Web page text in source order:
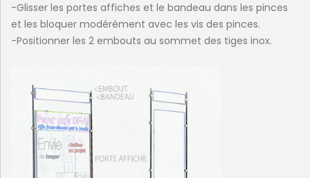
-Glisser les portes affiches et le bandeau dans les pinces
et les bloquer modérément avec les vis des pinces.
-Positionner les 2 embouts au sommet des tiges inox.